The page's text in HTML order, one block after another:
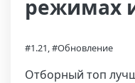
режимах
#1.21, #Обновление
Отборный топ